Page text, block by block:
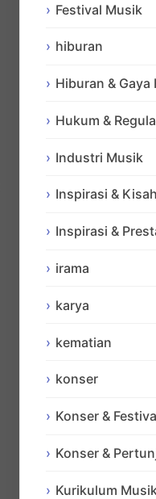
Festival Musik
hiburan
Hiburan & Gaya
Hukum &
Industri Musik
Inspirasi &
Inspirasi &
irama
karya
kematian
konser
Konser &
Konser &
Kurikulum Musik